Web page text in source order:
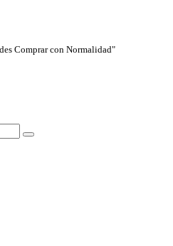
Comprar con Normalidad"